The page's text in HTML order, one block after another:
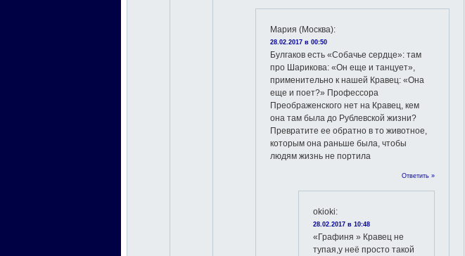
Мария (Москва):
28.02.2017 в 00:50
Булгаков есть «Собачье сердце»: там
про Шарикова: «Он еще и танцует»,
применительно к нашей Кравец: «Она
еще и поет?» Профессора
Преображенского нет на Кравец, кем
она там была до Рублевской жизни?
Превратите ее обратно в то животное,
которым она раньше была, чтобы
людям жизнь не портила
Ответить »
okioki:
28.02.2017 в 10:48
«Графиня » Кравец не
тупая,у неё просто такой